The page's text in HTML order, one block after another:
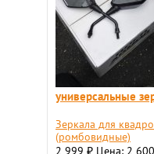
универсальные
Зеркала для
(ромбовидные)
2 999 ₽ Цена: 2 600